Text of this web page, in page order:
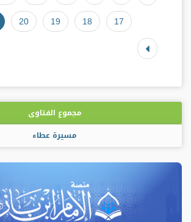
17
18
19
20
مجموع الفتاوى
مسيرة عطاء